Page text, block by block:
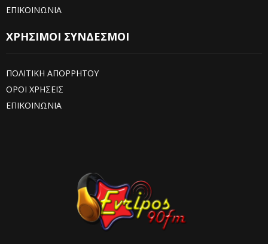
ΕΠΙΚΟΙΝΩΝΙΑ
ΧΡΗΣΙΜΟΙ ΣΥΝΔΕΣΜΟΙ
ΠΟΛΙΤΙΚΗ ΑΠΟΡΡΗΤΟΥ
ΟΡΟΙ ΧΡΗΣΕΙΣ
ΕΠΙΚΟΙΝΩΝΙΑ